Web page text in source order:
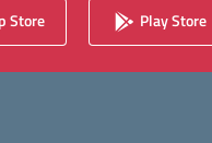
Store Play Store